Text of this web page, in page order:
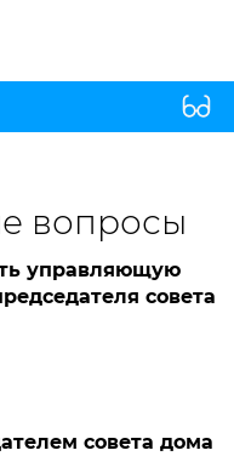
вопросы
управляющую
совета
совета дома